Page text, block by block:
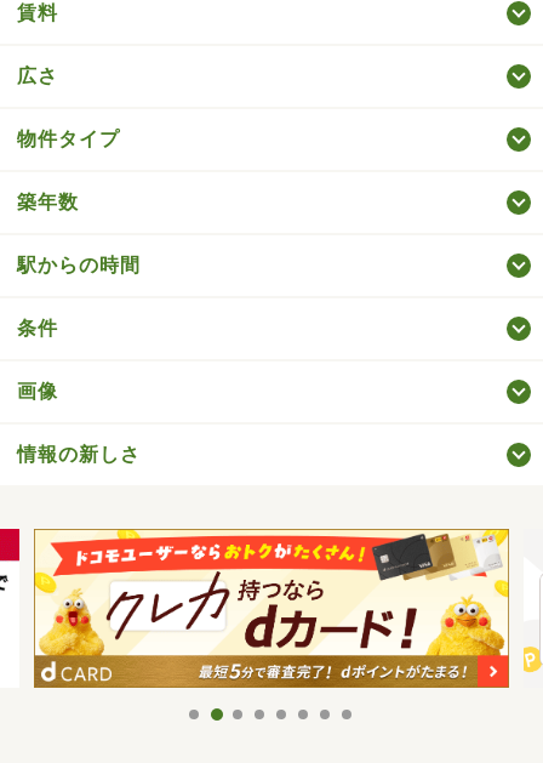
賃料
広さ
物件タイプ
築年数
駅からの時間
条件
画像
情報の新しさ